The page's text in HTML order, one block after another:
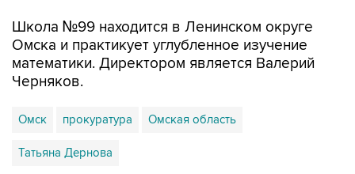
Школа №99 находится в Ленинском округе
Омска и практикует углубленное изучение
математики. Директором является Валерий
Черняков.
Омск прокуратура Омская область
Татьяна Дернова